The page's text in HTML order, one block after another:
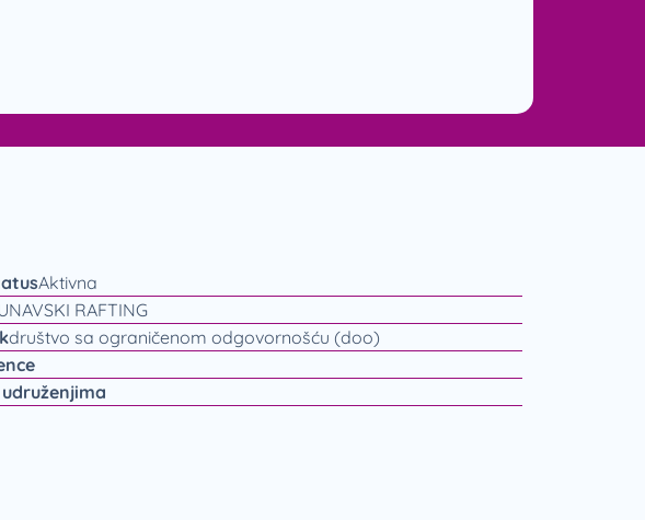
Aktivna
RAFTING
društvo sa ograničenom odgovornošću (doo)